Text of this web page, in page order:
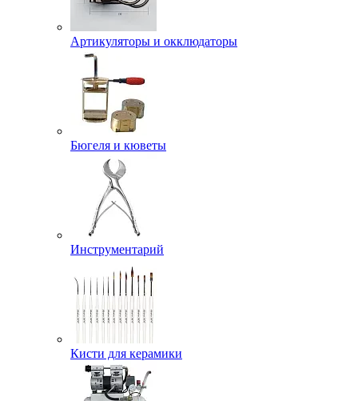
Артикуляторы и окклюдаторы
Бюгеля и кюветы
Инструментарий
Кисти для керамики